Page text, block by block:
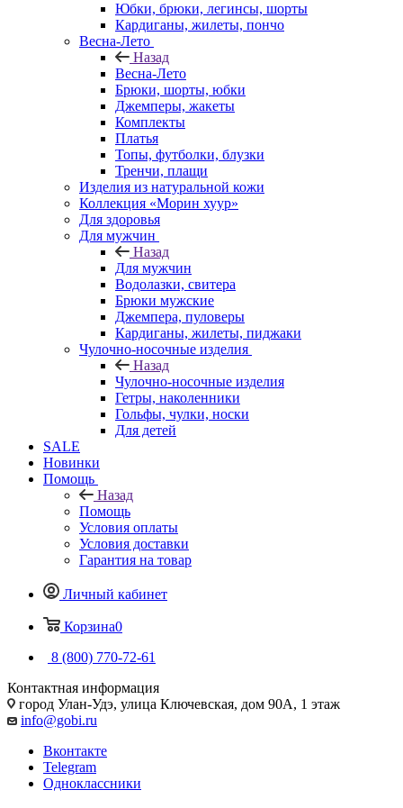
Юбки, брюки, легинсы, шорты
Кардиганы, жилеты, пончо
Весна-Лето
Назад
Весна-Лето
Брюки, шорты, юбки
Джемперы, жакеты
Комплекты
Платья
Топы, футболки, блузки
Тренчи, плащи
Изделия из натуральной кожи
Коллекция «Морин хуур»
Для здоровья
Для мужчин
Назад
Для мужчин
Водолазки, свитера
Брюки мужские
Джемпера, пуловеры
Кардиганы, жилеты, пиджаки
Чулочно-носочные изделия
Назад
Чулочно-носочные изделия
Гетры, наколенники
Гольфы, чулки, носки
Для детей
SALE
Новинки
Помощь
Назад
Помощь
Условия оплаты
Условия доставки
Гарантия на товар
Личный кабинет
Корзина0
8 (800) 770-72-61
Контактная информация
город Улан-Удэ, улица Ключевская, дом 90А, 1 этаж
info@gobi.ru
Вконтакте
Telegram
Одноклассники